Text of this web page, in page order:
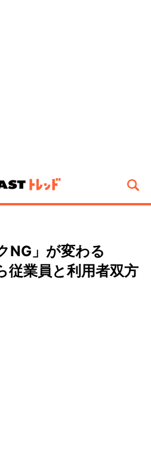
NG」が変わる
従業員と利用者双方